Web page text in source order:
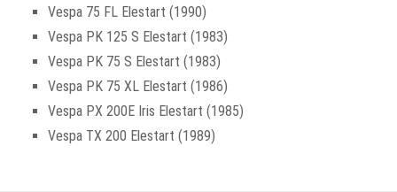
Vespa 75 FL Elestart (1990)
Vespa PK 125 S Elestart (1983)
Vespa PK 75 S Elestart (1983)
Vespa PK 75 XL Elestart (1986)
Vespa PX 200E Iris Elestart (1985)
Vespa TX 200 Elestart (1989)